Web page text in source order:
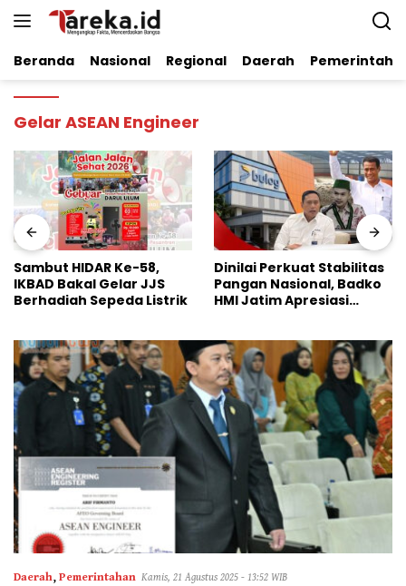
Beranda Nasional Regional Daerah
Gelar ASEAN Engineer
Dinilai Perkuat Stabilitas
Pangan Nasional, Badko
HMI Jatim Apresiasi
Pengakuan Terbuka
Kasus Maling Sapi di
Persidangan, Pelaku
Daerah, Pemerintahan Kamis, 21 Agustus 2025 - 13:52 WIB